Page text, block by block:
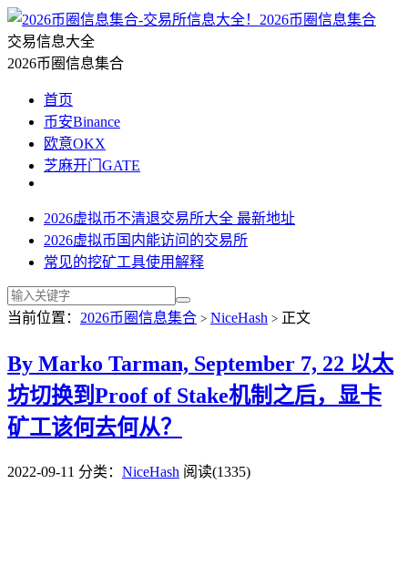
2026币圈信息集合
交易信息大全
2026币圈信息集合
首页
币安Binance
欧意OKX
芝麻开门GATE
2026虚拟币不清退交易所大全 最新地址
2026虚拟币国内能访问的交易所
常见的挖矿工具使用解释
当前位置： 2026币圈信息集合 > NiceHash > 正文
By Marko Tarman, September 7, 22 以太
坊切换到Proof of Stake机制之后，显卡
矿工该何去何从？
2022-09-11 分类： NiceHash 阅读(1335)